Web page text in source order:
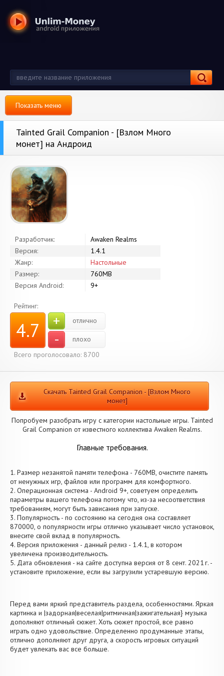
Показать меню
Tainted Grail Companion - [Взлом Много
монет] на Андроид
Разработчик:
Awaken Realms
Версия:
1.4.1
Жанр:
Настольные
Размер:
760MB
Версия Android:
9+
Рейтинг:
4.7 + отлично
-
плохо
Всего проголосовало: 8700
Скачать Tainted Grail Companion - [Взлом Много
монет]
Попробуем разобрать игру с категории настольные игры. Tainted
Grail Companion от известного коллектива Awaken Realms.
Главные требования.
1. Размер незанятой памяти телефона - 760MB, очистите память
от ненужных игр, файлов или программ для комфортного.
2. Операционная система - Android 9+, советуем определить
параметры вашего телефона потому что, из-за несоответствия
требованиям, могут быть зависания при запуске.
3. Популярность - по состоянию на сегодня она составляет
870000, о популярности игры отлично указывает число установок,
внесите свой вклад в популярность.
4. Версия приложения - данный релиз - 1.4.1, в котором
увеличена производительность.
5. Дата обновления - на сайте доступна версия от 8 сент. 2021 г. -
установите приложение, если вы загрузили устаревшую версию.
Перед вами яркий представитель раздела, особенностями. Яркая
картинка и |задорная|веселая|ритмичная|зажигательная} музыка
дополняют отличный сюжет. Хоть сюжет простой, все равно
играть одно удовольствие. Определенно продуманные этапы,
отлично дополняют друг друга, а скорость игровых ситуаций
будет увлекать вас все больше.